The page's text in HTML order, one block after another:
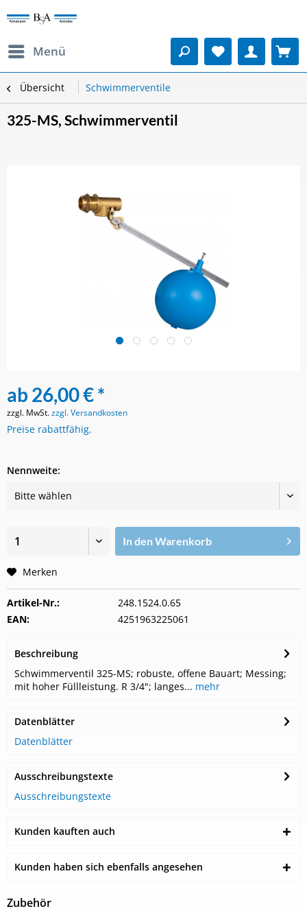
Menü
Übersicht Schwimmerventile
325-MS, Schwimmerventil
ab 26,00 € *
zzgl. MwSt.zzgl. Versandkosten
Preise rabattfähig.
Nennweite:
In denWarenkorb
Merken
Artikel-Nr.:
248.1524.0.65
EAN:
4251963225061
Beschreibung
Schwimmerventil 325-MS; robuste, offene Bauart; Messing;
mit hoher Füllleistung. R 3/4"; langes... mehr
Datenblätter
Datenblätter
Ausschreibungstexte
Ausschreibungstexte
Kunden kauften auch
Kunden haben sich ebenfalls angesehen
Zubehör